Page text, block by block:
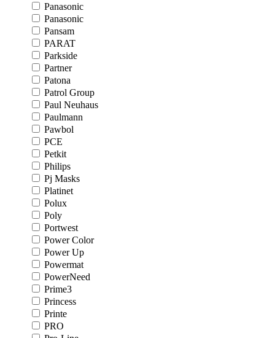
Panasonic
Panasonic
Pansam
PARAT
Parkside
Partner
Patona
Patrol Group
Paul Neuhaus
Paulmann
Pawbol
PCE
Petkit
Philips
Pj Masks
Platinet
Polux
Poly
Portwest
Power Color
Power Up
Powermat
PowerNeed
Prime3
Princess
Printe
PRO